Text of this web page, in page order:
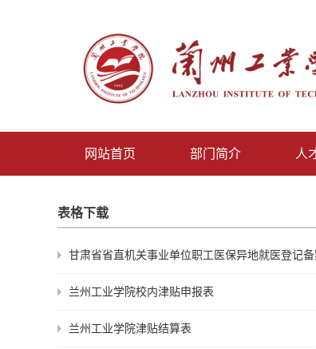
网站首页 部门简介 人
表格下载
甘肃省省直机关事业单位职工医保异地就医登记备
兰州工业学院校内津贴申报表
兰州工业学院津贴结算表